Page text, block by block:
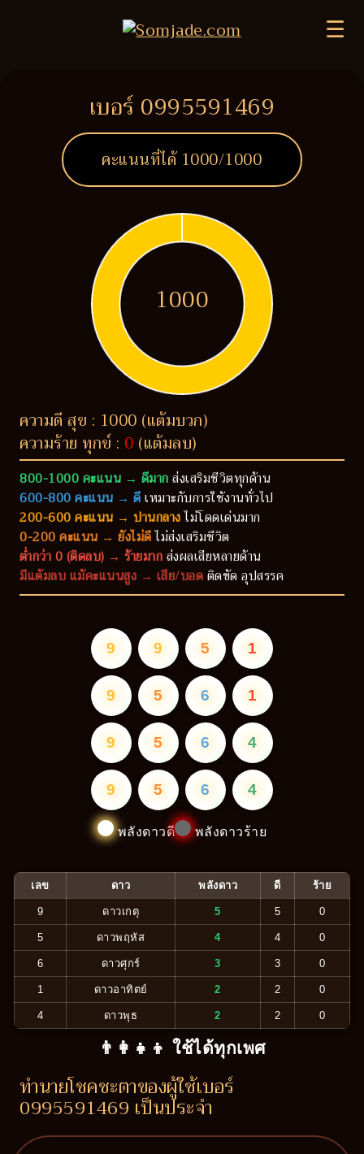
☰
เบอร์ 0995591469
คะแนนที่ได้ 1000/1000
1000
ความดี สุข : 1000 (แต้มบวก)
ความร้าย ทุกข์ : 0 (แต้มลบ)
800-1000 คะแนน → ดีมากส่งเสริมชีวิตทุกด้าน
600-800 คะแนน → ดีเหมาะกับการใช้งานทั่วไป
200-600 คะแนน → ปานกลางไม่โดดเด่นมาก
0-200 คะแนน → ยังไม่ดีไม่ส่งเสริมชีวิต
ต่ำกว่า 0 (ติดลบ) → ร้ายมากส่งผลเสียหลายด้าน
มีแต้มลบ แม้คะแนนสูง → เสีย/บอดติดขัด อุปสรรค
9 9 5 1
9 5 6 1
9 5 6 4
9 5 6 4
พลังดาวดี พลังดาวร้าย
เลข ดาว พลังดาว ดี ร้าย
9 ดาวเกตุ 5 5 0
5 ดาวพฤหัส 4 4 0
6 ดาวศุกร์ 3 3 0
1 ดาวอาทิตย์ 2 2 0
4 ดาวพุธ 2 2 0
👨‍👩‍👧‍👦 ใช้ได้ทุกเพศ
ทำนายโชคชะตาของผู้ใช้เบอร์
0995591469 เป็นประจำ